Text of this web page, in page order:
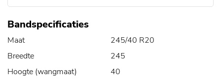
Bandspecificaties
Maat
245/40 R20
Breedte
245
Hoogte (wangmaat)
40